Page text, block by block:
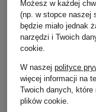
+ rabat promocyjny
TOMMY HILFIGER
Bluzon
909 zł
Najniższa cena:772,65 zł
Możesz w każdej
(np. w stopce naszej
będzie miało jednak
narzędzi i Twoich
cookie.
W naszej polityce
więcej informacji na
Twoich danych,
plików cookie.